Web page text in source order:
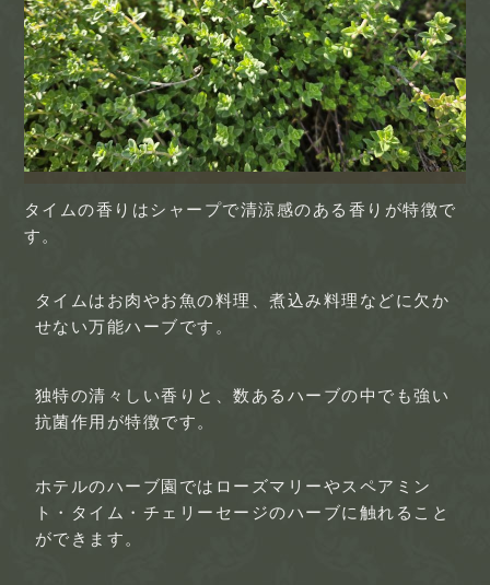
タイムの香りはシャープで清涼感のある香りが特徴で
す。
タイムはお肉やお魚の料理、煮込み料理などに欠か
せない万能ハーブです。
独特の清々しい香りと、数あるハーブの中でも強い
抗菌作用が特徴です。
ホテルのハーブ園ではローズマリーやスペアミン
ト・タイム・チェリーセージのハーブに触れること
ができます。